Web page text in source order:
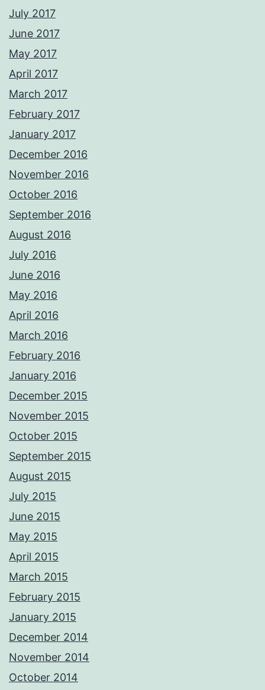
July 2017
June 2017
May 2017
April 2017
March 2017
February 2017
January 2017
December 2016
November 2016
October 2016
September 2016
August 2016
July 2016
June 2016
May 2016
April 2016
March 2016
February 2016
January 2016
December 2015
November 2015
October 2015
September 2015
August 2015
July 2015
June 2015
May 2015
April 2015
March 2015
February 2015
January 2015
December 2014
November 2014
October 2014